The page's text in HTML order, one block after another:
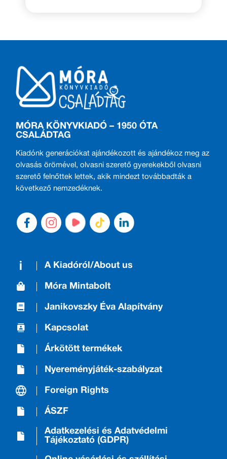
MÓRA KÖNYVKIADÓ – 1950 ÓTA
CSALÁDTAG
Kiadónk generációkat ajándékozott és ajándékoz meg az
olvasás örömével, olvasni szerető gyerekekből olvasni
szerető felnőttek lettek, akik mindezt továbbadták a
következő nemzedéknek.
A Kiadóról/About us
Móra Mintabolt
Janikovszky Éva Alapítvány
Kapcsolat
Árkötött termékek
Nyereményjáték-szabályzat
Foreign Rights
ÁSZF
Adatkezelési és Adatvédelmi
Tájékoztató (GDPR)